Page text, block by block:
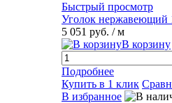
Быстрый просмотр
Уголок нержавеющий
5 051 руб. / м
В корзину
Подробнее
Купить в 1 клик
В избранное